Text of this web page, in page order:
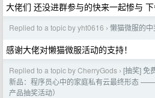
大佬们 还没进群参与的快来一起惨与
Replied to a topic by yht0616 › 懒猫微服的
感谢大佬对懒猫微服活动的支持！
Replied to a topic by CherryGods › [抽奖] 免
新品：程序员心中的家庭私有云最终形态
产品抽奖活动）